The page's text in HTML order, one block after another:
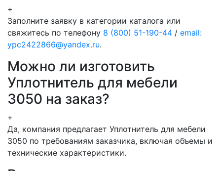
+
Заполните заявку в категории каталога или
свяжитесь по телефону 8 (800) 51-190-44 / email:
ypc2422866@yandex.ru.
Можно ли изготовить
Уплотнитель для мебели
3050 на заказ?
+
Да, компания предлагает Уплотнитель для мебели
3050 по требованиям заказчика, включая объемы и
технические характеристики.